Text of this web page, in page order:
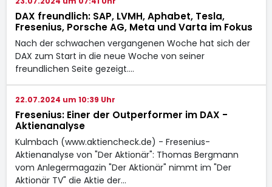
DAX freundlich: SAP, LVMH, Aphabet, Tesla,
Fresenius, Porsche AG, Meta und Varta im Fokus
Nach der schwachen vergangenen Woche hat sich der
DAX zum Start in die neue Woche von seiner
freundlichen Seite gezeigt.…
22.07.2024 um 10:39 Uhr
Fresenius: Einer der Outperformer im DAX -
Aktienanalyse
Kulmbach (www.aktiencheck.de) - Fresenius-
Aktienanalyse von "Der Aktionär": Thomas Bergmann
vom Anlegermagazin "Der Aktionär" nimmt im "Der
Aktionär TV" die Aktie der…